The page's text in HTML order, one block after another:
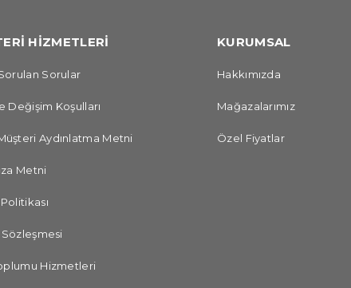
HİZMETLERİ
Sorular
Değişim Koşulları
Aydınlatma Metni
Metni
Hizmetleri
KURUMSAL
Hakkımızda
Mağazalarımız
Özel Fiyatlar